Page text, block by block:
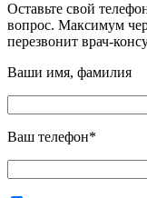
Оставьте свой
вопрос. Максимум
перезвонит врач-
Ваши имя, фамилия
Ваш телефон*